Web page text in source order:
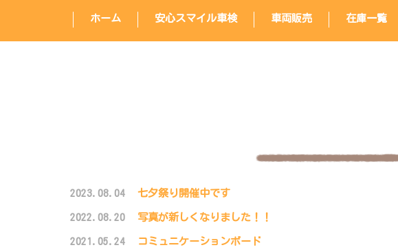
ホーム 安心スマイル車検 車両販売 在庫一覧
2023.08.04 七夕祭り開催中です
2022.08.20 写真が新しくなりました！！
2021.05.24 コミュニケーションボード